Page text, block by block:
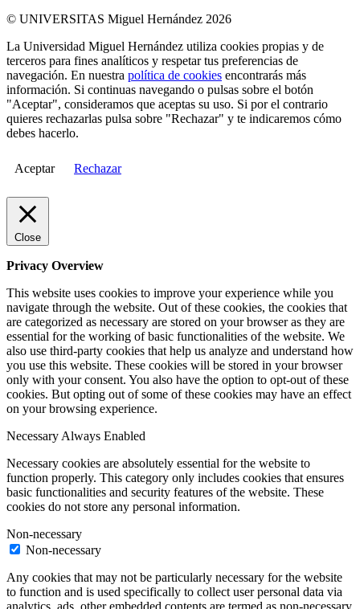
© UNIVERSITAS Miguel Hernández 2026
La Universidad Miguel Hernández utiliza cookies propias y de
terceros para fines analíticos y respetar tus preferencias de
navegación. En nuestra política de cookies encontrarás más
información. Si continuas navegando o pulsas sobre el botón
"Aceptar", consideramos que aceptas su uso. Si por el contrario
quieres rechazarlas pulsa sobre "Rechazar" y te indicaremos cómo
debes hacerlo.
Aceptar Rechazar
Close
Privacy Overview
This website uses cookies to improve your experience while you
navigate through the website. Out of these cookies, the cookies that
are categorized as necessary are stored on your browser as they are
essential for the working of basic functionalities of the website. We
also use third-party cookies that help us analyze and understand how
you use this website. These cookies will be stored in your browser
only with your consent. You also have the option to opt-out of these
cookies. But opting out of some of these cookies may have an effect
on your browsing experience.
NecessaryAlways Enabled
Necessary cookies are absolutely essential for the website to
function properly. This category only includes cookies that ensures
basic functionalities and security features of the website. These
cookies do not store any personal information.
Non-necessary
Non-necessary
Any cookies that may not be particularly necessary for the website
to function and is used specifically to collect user personal data via